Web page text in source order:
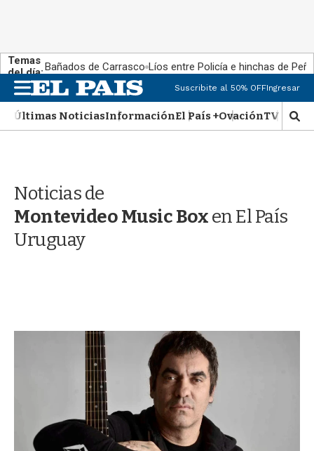
Temas
del día:Bañados de Carrasco Líos entre Policía e hinchas de
M
e
n
u
Suscribite al 50% OFFIngresar
Últimas NoticiasInformaciónEl País +OvaciónTV Show
M
o
Noticias de
Montevideo Music Boxen El País
Uruguay